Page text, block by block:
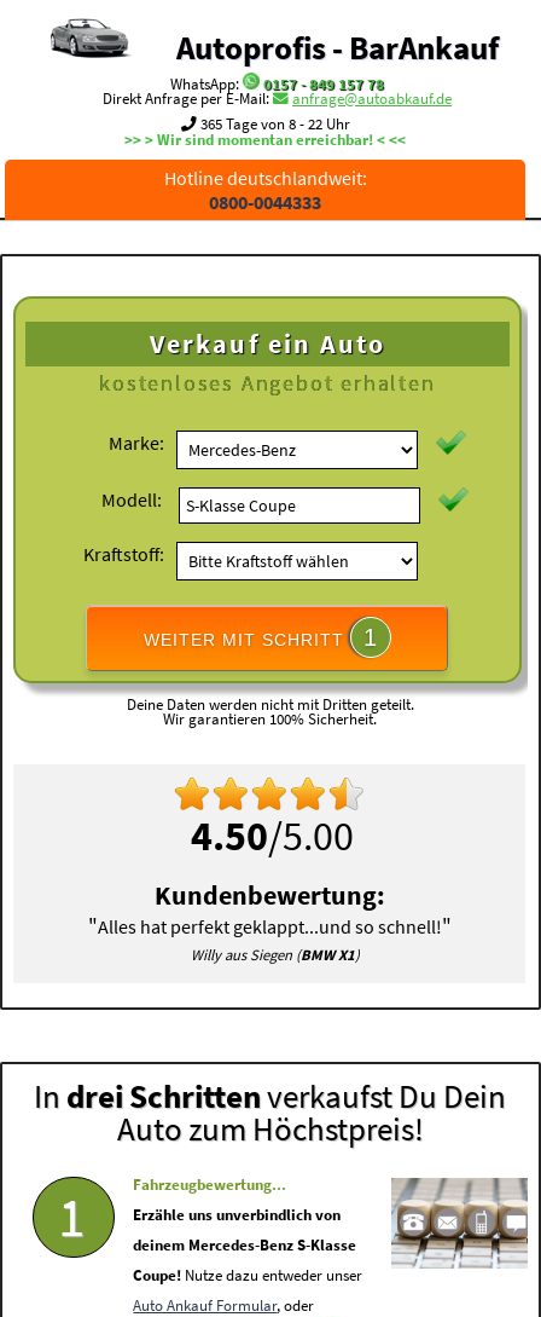
Autoprofis - BarAnkauf
WhatsApp:
0157 - 849 157 78
Direkt Anfrage per E-Mail:
anfrage@autoabkauf.de
365 Tage von 8 - 22 Uhr
>> > Wir sind momentan erreichbar! < <<
Hotline deutschlandweit:
0800-0044333
Verkauf ein Auto
kostenloses Angebot erhalten
Marke:
Modell:
Kraftstoff:
WEITER MIT SCHRITT 1
Deine Daten werden nicht mit Dritten geteilt.
Wir garantieren 100% Sicherheit.
4.50/5.00
Kundenbewertung:
"Alles hat perfekt geklappt...und so schnell!"
Willy aus Siegen (BMW X1)
In drei Schrittenverkaufst Du Dein
Auto zum Höchstpreis!
1
Fahrzeugbewertung...
Erzähle uns unverbindlich von
deinem Mercedes-Benz S-Klasse
Coupe! Nutze dazu entweder unser
Auto Ankauf Formular, oder